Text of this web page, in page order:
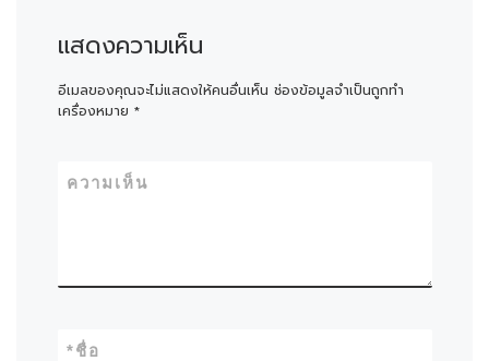
แสดงความเห็น
อีเมลของคุณจะไม่แสดงให้คนอื่นเห็น ช่องข้อมูลจำเป็นถูกทำ
เครื่องหมาย *
ความเห็น
ชื่อ
*